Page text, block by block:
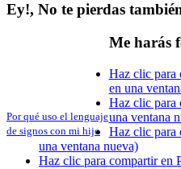
Ey!, No te pierdas
Por qué uso el lenguaje
de signos con mi hijo
Me harás
Haz clic para
en una
Haz clic para
una ventana
Haz clic para
una ventana nueva)
Haz clic para compartir en